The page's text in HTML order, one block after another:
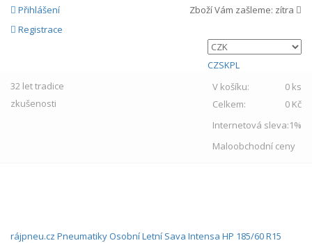
Přihlášení
Registrace
Zboží Vám zašleme: zítra
CZSKPL
32 lettradice
zkušenosti
V košíku:
0 ks
Celkem:
0 Kč
Internetová sleva:1%
Maloobchodní ceny
rájpneu.cz PneumatikyOsobníLetní Sava Intensa HP 185/60 R15